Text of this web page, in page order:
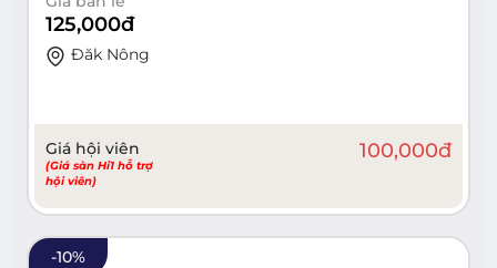
125,000đ
Đăk Nông
Giá hội viên
(Giá sàn Hi1 hỗ trợ
hội viên)
100,000đ
-10%